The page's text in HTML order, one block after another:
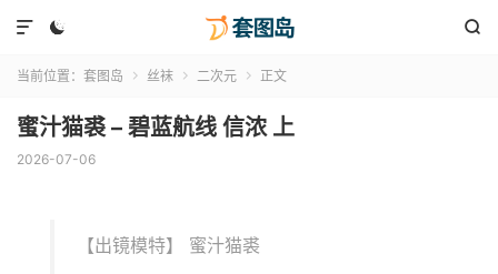
 

当前位置： 套图岛  丝袜  二次元  正文
蜜汁猫裘 – 碧蓝航线 信浓 上
2026-07-06
【出镜模特】 蜜汁猫裘